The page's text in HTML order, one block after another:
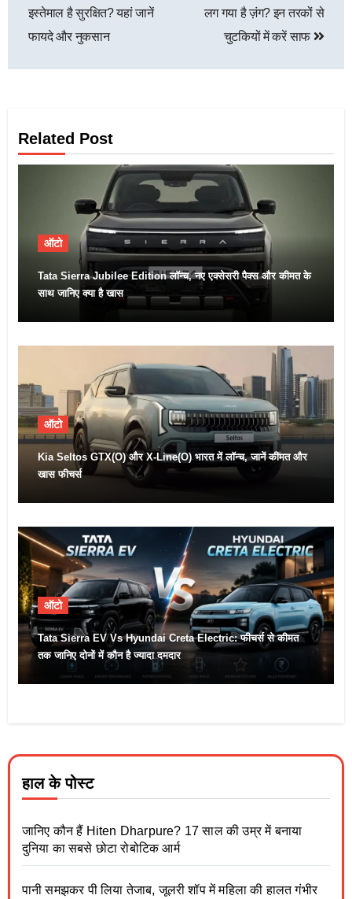
इस्तेमाल है सुरक्षित? यहां जानें
फायदे और नुकसान
लग गया है ज़ंग? इन तरकों से
चुटकियों में करें साफ
Related Post
ऑटो
Tata Sierra Jubilee Edition लॉन्च, नए एक्सेसरी पैक्स और कीमत के
साथ जानिए क्या है खास
ऑटो
Kia Seltos GTX(O) और X-Line(O) भारत में लॉन्च, जानें कीमत और
खास फीचर्स
ऑटो
Tata Sierra EV Vs Hyundai Creta Electric: फीचर्स से कीमत
तक जानिए दोनों में कौन है ज्यादा दमदार
हाल के पोस्ट
जानिए कौन हैं Hiten Dharpure? 17 साल की उम्र में बनाया
दुनिया का सबसे छोटा रोबोटिक आर्म
पानी समझकर पी लिया तेजाब, जूलरी शॉप में महिला की हालत गंभीर